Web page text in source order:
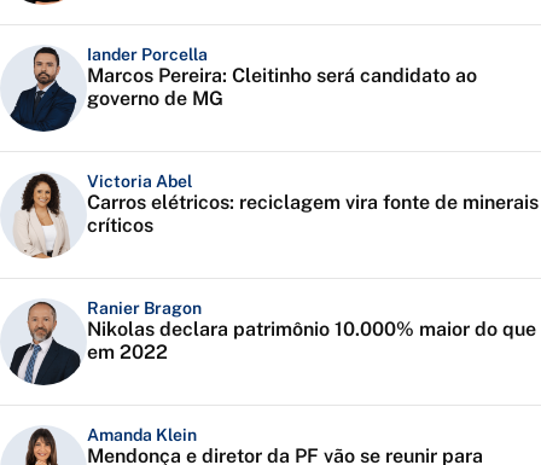
Iander Porcella
Marcos Pereira: Cleitinho será candidato ao
governo de MG
Victoria Abel
Carros elétricos: reciclagem vira fonte de minerais
críticos
Ranier Bragon
Nikolas declara patrimônio 10.000% maior do que
em 2022
Amanda Klein
Mendonça e diretor da PF vão se reunir para